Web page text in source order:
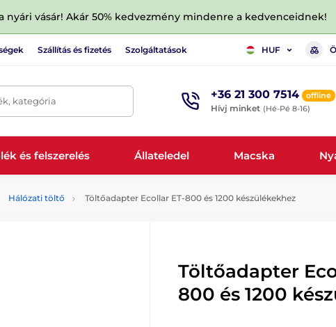
nyári vásár! Akár 50% kedvezmény mindenre a kedvenceidnek!
Szállítás és fizetés Szolgáltatások HUF
kategória +36 21 300 7514 offline
Hívj minket (Hé-Pé 8-16)
és felszerelés Állateledel Macska
Hálózati töltő Töltőadapter Ecollar ET-800 és 1200 készülékekhez
Töltőadapter
800 és 1200